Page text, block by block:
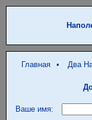
Главная • Два
Ваше имя: